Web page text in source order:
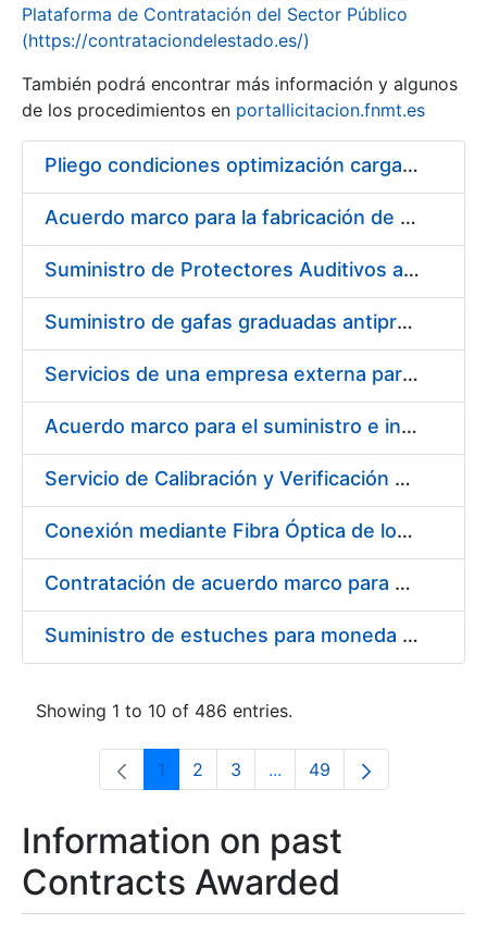
Show/Hide
Plataforma de Contratación del Sector Público
(https://contrataciondelestado.es/)
También podrá encontrar más información y algunos
de los procedimientos en portallicitacion.fnmt.es
Pliego condiciones optimización cargas compras firmado
Acuerdo marco para la fabricación de piezas
Suministro de Protectores Auditivos a medida para las personas trabajadoras de los Centros de Trabajo de Madrid y Burgos
Suministro de gafas graduadas antiproyecciones para los trabajadores de la FNMT-RCM en los centros de trabajo de Madrid y Burgos
Servicios de una empresa externa para el asesoramiento y resolución de los recursos de alzada que se presentan relacionados con procesos de selección para la FNMT-RCM
Acuerdo marco para el suministro e instalación de persianas, estores y otros complementos
Servicio de Calibración y Verificación Externa de los Equipos de Medición del Servicio de Prevención de la FNMT-RCM
Conexión mediante Fibra Óptica de los Centros de Proceso de Datos (CPDs) de las sedes de la FNMT-RCM de Burgos y Madrid
Contratación de acuerdo marco para el Suministro de Material de Electricidad para la Fábrica Nacional de Moneda y Timbre-Real Casa de la Moneda en su centro de trabajo de Burgos
Suministro de estuches para moneda de 30 €
Showing 1 to 10 of 486 entries.
Page
1 Page
2 Page
3 ...Intermediate Pages Use
Page
49
Information on past
Contracts Awarded